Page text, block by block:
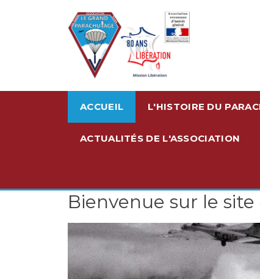
ACCUEIL L'HISTOIRE DU
ACTUALITÉS DE L'ASSOCIATION
Bienvenue sur le